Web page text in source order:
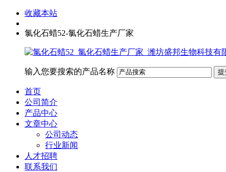
收藏本站
氯化石蜡52-氯化石蜡生产厂家
输入您要搜索的产品名称
首页
公司简介
产品中心
文章中心
公司动态
行业新闻
人才招聘
联系我们